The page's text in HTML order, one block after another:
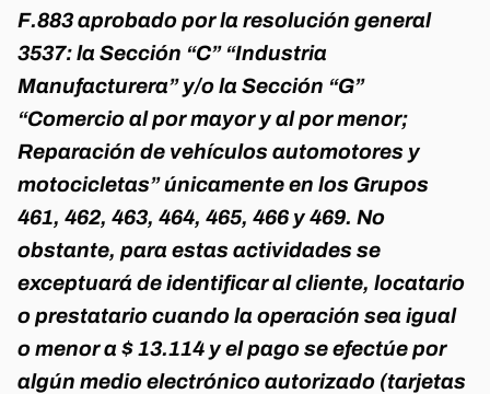
F.883 aprobado por la resolución general
3537: la Sección “C” “Industria
Manufacturera” y/o la Sección “G”
“Comercio al por mayor y al por menor;
Reparación de vehículos automotores y
motocicletas” únicamente en los Grupos
461, 462, 463, 464, 465, 466 y 469. No
obstante, para estas actividades se
exceptuará de identificar al cliente, locatario
o prestatario cuando la operación sea igual
o menor a $ 13.114 y el pago se efectúe por
algún medio electrónico autorizado (tarjetas